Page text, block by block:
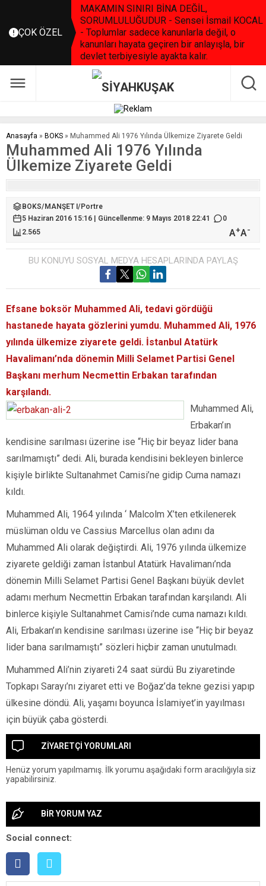
ÇOK ÖZEL
MAKAMIN SINIRI BİNA DEĞİL,
SORUMLULUĞUDUR - Sensei İsmail KOCAL
- Toplumlar sadece kanunlarla değil, o
kanunları hayata geçiren bir anlayışla, bir
devlet terbiyesiyle ayakta kalır.
Anasayfa » BOKS » Muhammed Ali 1976 Yılında Ülkemize Ziyarete Geldi
Muhammed Ali 1976 Yılında
Ülkemize Ziyarete Geldi
BOKS/MANŞET I /Portre
5 Haziran 2016 15:16 | Güncellenme: 9 Mayıs 2018 22:41
0
2.565
A+A-
BU KONUYU SOSYAL MEDYA HESAPLARINDA PAYLAŞ
Efsane boksör Muhammed Ali, tedavi gördüğü
hastanede hayata gözlerini yumdu. Muhammed Ali, 1976
yılında ülkemize ziyarete geldi. İstanbul Atatürk
Havalimanı’nda dönemin Milli Selamet Partisi Genel
Başkanı merhum Necmettin Erbakan tarafından
karşılandı.
Muhammed Ali,
Erbakan’ın
kendisine sarılması üzerine ise “Hiç bir beyaz lider bana
sarılmamıştı” dedi. Ali, burada kendisini bekleyen binlerce
kişiyle birlikte Sultanahmet Camisi’ne gidip Cuma namazı
kıldı.
Muhammed Ali, 1964 yılında ‘ Malcolm X’ten etkilenerek
müslüman oldu ve Cassius Marcellus olan adını da
Muhammed Ali olarak değiştirdi. Ali, 1976 yılında ülkemize
ziyarete geldiği zaman İstanbul Atatürk Havalimanı’nda
dönemin Milli Selamet Partisi Genel Başkanı büyük devlet
adamı merhum Necmettin Erbakan tarafından karşılandı. Ali
binlerce kişiyle Sultanahmet Camisi’nde cuma namazı kıldı.
Ali, Erbakan’ın kendisine sarılması üzerine ise “Hiç bir beyaz
lider bana sarılmamıştı” sözleri hiçbir zaman unutulmadı.
Muhammed Ali’nin ziyareti 24 saat sürdü Bu ziyaretinde
Topkapı Sarayı’nı ziyaret etti ve Boğaz’da tekne gezisi yapıp
ülkesine döndü. Ali, yaşamı boyunca İslamiyet’in yayılması
için büyük çaba gösterdi.
ZİYARETÇİ YORUMLARI
Henüz yorum yapılmamış. İlk yorumu aşağıdaki form aracılığıyla siz
yapabilirsiniz.
BİR YORUM YAZ
Social connect: